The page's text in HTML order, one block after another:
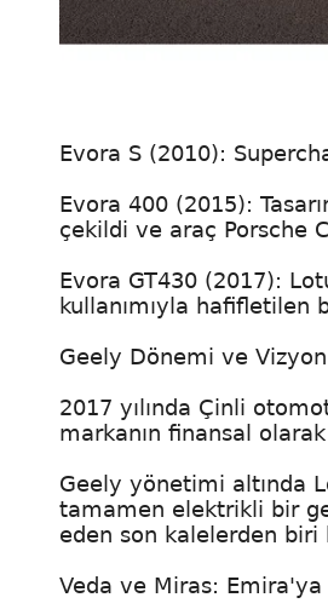
Evora S (2010):
Evora 400 (2015):
çekildi ve araç Porsche
Evora GT430 (2017):
kullanımıyla
Geely Dönemi ve
2017 yılında Çinli
markanın finansal
Geely yönetimi altında
tamamen elektrikli bir
eden son kalelerden biri
Veda ve Miras: